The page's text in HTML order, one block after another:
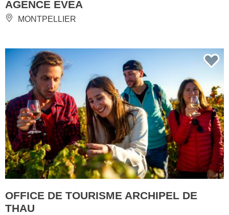
AGENCE EVEA
MONTPELLIER
OFFICE DE TOURISME ARCHIPEL DE
THAU